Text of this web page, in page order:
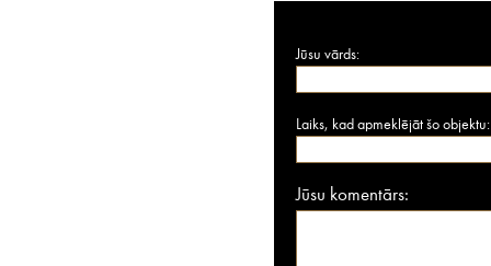
Jūsu vārds:
Laiks, kad apmeklējāt šo objektu:
Jūsu komentārs: